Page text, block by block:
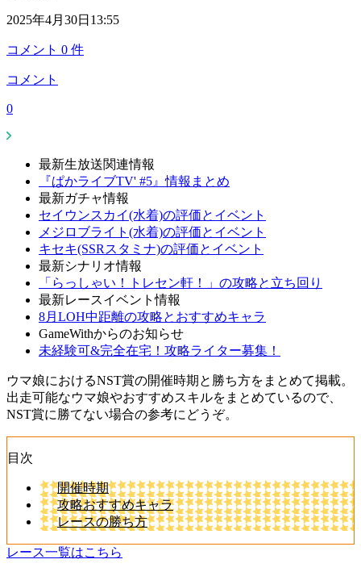
2025年4月30日13:55
コメント 0 件
コメント
0
最新生放送関連情報
『ぱかライブTV' #5』情報まとめ
最新ガチャ情報
セイウンスカイ(水着)の評価とイベント
メジロブライト(水着)の評価とイベント
キセキ(SSRスタミナ)の評価とイベント
最新シナリオ情報
「らっしゃい！トレセン軒！」の攻略と立ち回り
最新レースイベント情報
8月LOH中距離の攻略とおすすめキャラ
GameWithからのお知らせ
未経験可&完全在宅！攻略ライター募集！
ウマ娘におけるNST賞の開催時期と勝ち方をまとめて掲載。
出走可能なウマ娘やおすすめスキルをまとめているので、
NST賞に勝てない場合の参考にどうぞ。
目次
開催時期
攻略おすすめキャラ
レースの勝ち方
レース一覧はこちら